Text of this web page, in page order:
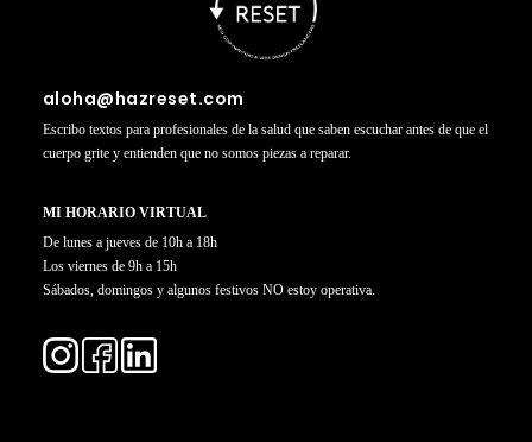
NEGOCIO?
aloha@hazreset.com
Escribo textos para profesionales de la salud que saben escuchar antes de que el
cuerpo grite y entienden que no somos piezas a reparar.
MI HORARIO VIRTUAL
De lunes a jueves de 10h a 18h
Los viernes de 9h a 15h
Sábados, domingos y algunos festivos NO estoy operativa.